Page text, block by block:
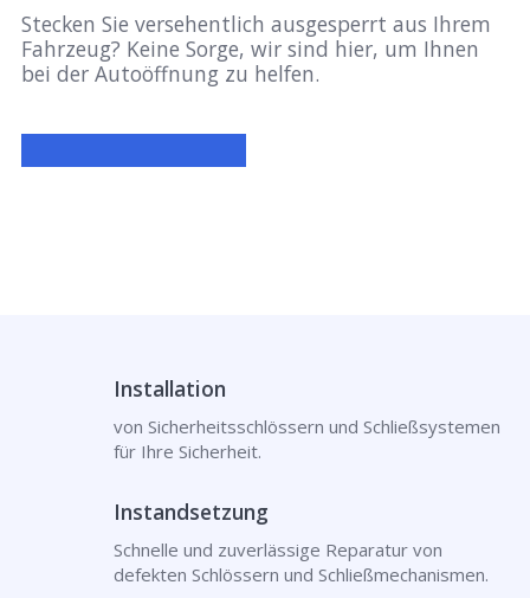
Stecken Sie versehentlich ausgesperrt aus Ihrem
Fahrzeug? Keine Sorge, wir sind hier, um Ihnen
bei der Autoöffnung zu helfen.
Installation
von Sicherheitsschlössern und Schließsystemen
für Ihre Sicherheit.
Instandsetzung
Schnelle und zuverlässige Reparatur von
defekten Schlössern und Schließmechanismen.